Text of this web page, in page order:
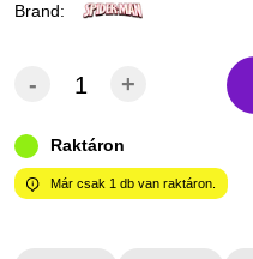
Brand:
- +
Raktáron
Már csak 1 db van raktáron.